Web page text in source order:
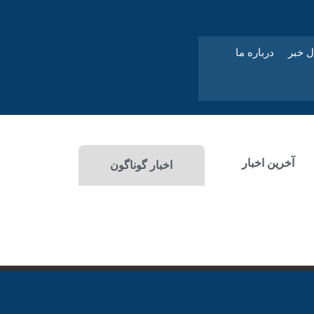
خبر درباره ما
آخرین اخبار اخبار گوناگون